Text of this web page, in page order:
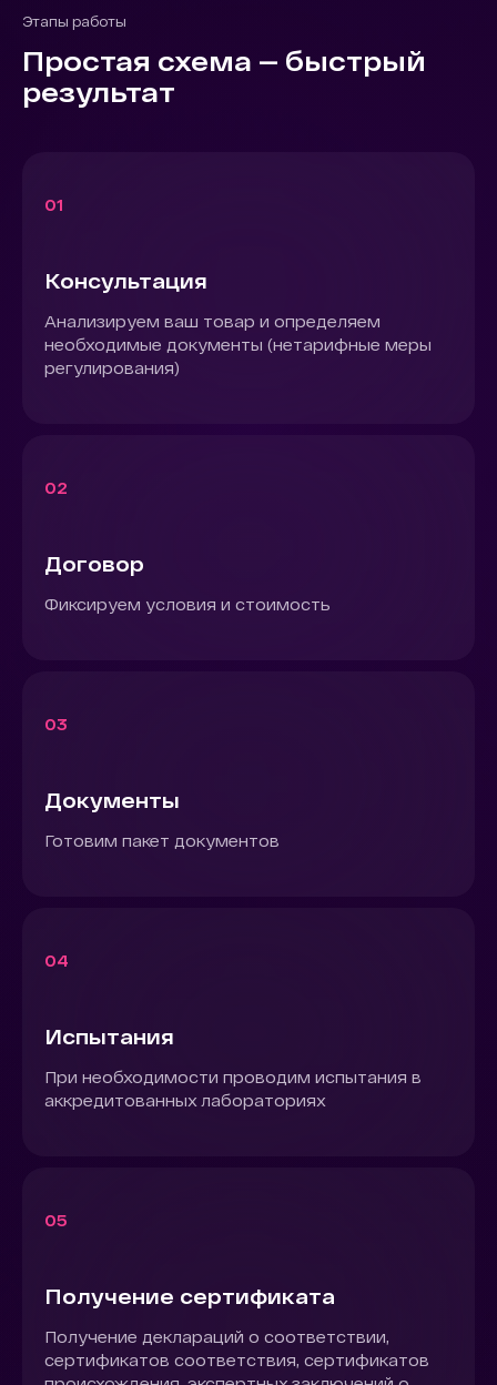
Этапы работы
Простая схема — быстрый
результат
01
Консультация
Анализируем ваш товар и определяем
необходимые документы (нетарифные меры
регулирования)
02
Договор
Фиксируем условия и стоимость
03
Документы
Готовим пакет документов
04
Испытания
При необходимости проводим испытания в
аккредитованных лабораториях
05
Получение сертификата
Получение деклараций о соответствии,
сертификатов соответствия, сертификатов